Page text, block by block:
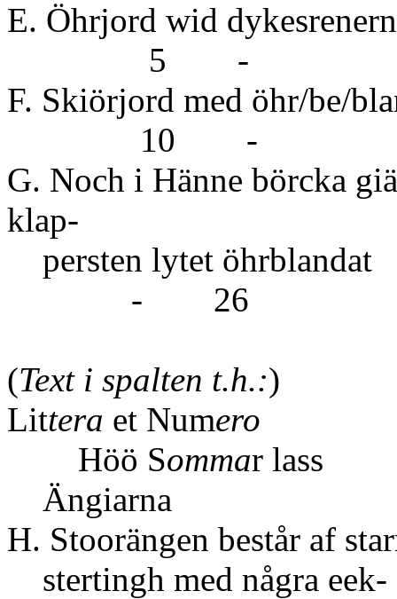
E. Öhrjord wid
5 -
F. Skiörjord
10 -
G. Noch i Hänne börcka
klap-
persten
- 26
(Text i spalten t.h.:)
Littera et Numero
Höö Sommar lass
Ängiarna
H. Stoorängen består af
stertingh med några eek-